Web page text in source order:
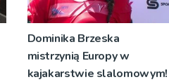
Dominika Brzeska
mistrzynią Europy w
kajakarstwie slalomowym!